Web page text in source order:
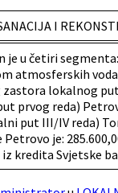
I
je u četiri segmenta:
atmosferskih
lokalnog
prvog reda)
put III/IV reda)
je:
kredita Svjetske